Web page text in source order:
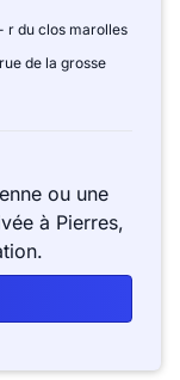
r du clos marolles
de la grosse
ou une
à Pierres,